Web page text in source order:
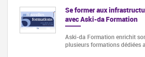
Se former aux
avec Aski-da Formation
Aski-da Formation enrichit
plusieurs formations dédiées